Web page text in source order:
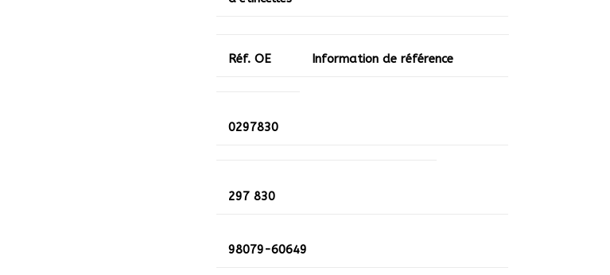
Réf. OE Information de référence
0297830
297 830
98079-60649